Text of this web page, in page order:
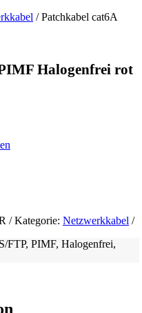
/ Patchkabel cat6A
Halogenfrei rot
Kategorie: Netzwerkkabel
FTP, PIMF, Halogenfrei,